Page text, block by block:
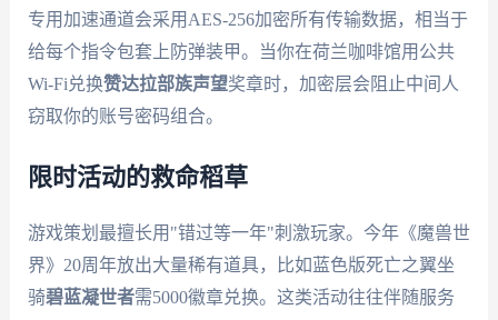
专用加速通道会采用AES-256加密所有传输数据，相当于
给每个指令包套上防弹装甲。当你在荷兰咖啡馆用公共
Wi-Fi兑换赞达拉部族声望奖章时，加密层会阻止中间人
窃取你的账号密码组合。
限时活动的救命稻草
游戏策划最擅长用"错过等一年"刺激玩家。今年《魔兽世
界》20周年放出大量稀有道具，比如蓝色版死亡之翼坐
骑碧蓝凝世者需5000徽章兑换。这类活动往往伴随服务